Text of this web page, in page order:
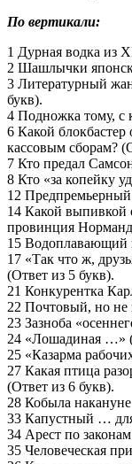
По вертикали:
1 Дурная водка из
2 Шашлычки
3 Литературный
букв).
4 Подножка тому, с
6 Какой
кассовым сборам?
7 Кто предал
8 Кто «за копейку
12
14 Какой выпивкой
провинция
15 Водоплавающий
17 «Так что ж,
(Ответ из 5 букв).
21 Конкурентка
22 Почтовый, но не
23 Зазноба
24 «Лошадиная …»
25 «Казарма
27 Какая птица
(Ответ из 6 букв).
28 Кобыла
33 Капустный …
34 Арест по
35 Человеческая